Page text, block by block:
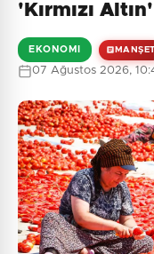
'Kırmızı
EKONOMI MANŞET
07 Ağustos 2026,